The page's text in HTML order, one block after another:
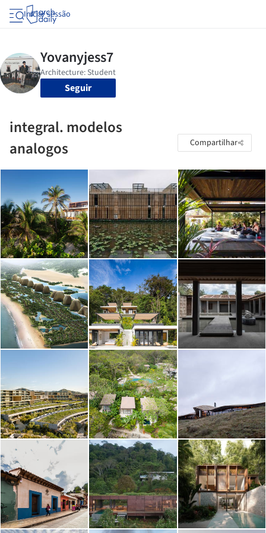
Iniciar sessão
Seguir
integral. modelos
analogos
Compartilhar